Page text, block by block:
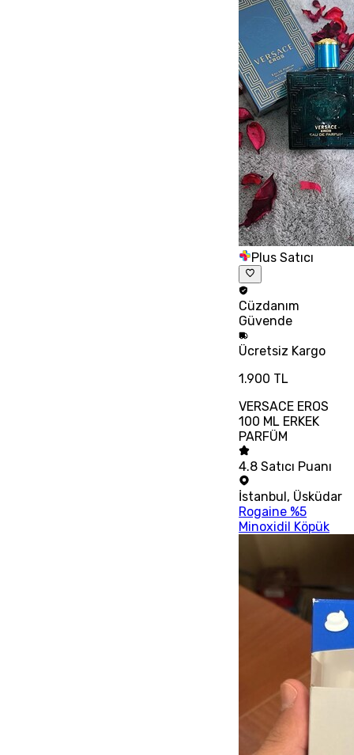
Plus Satıcı
Cüzdanım
Güvende
Ücretsiz Kargo
1.900 TL
VERSACE EROS
100 ML ERKEK
PARFÜM
4.8 Satıcı Puanı
İstanbul, Üsküdar
Rogaine %5
Minoxidil Köpük